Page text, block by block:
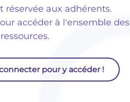
réservée aux adhérents.
accéder à l'ensemble des
ressources.
pour y accéder !